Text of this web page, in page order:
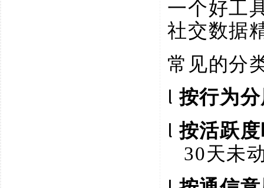
一个好工
社交数据
常见的分
l按行为
l按活跃
30天未